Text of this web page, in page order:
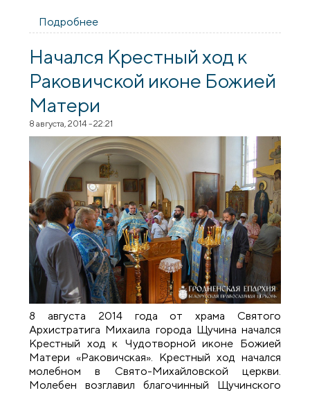
Подробнее
литургию в храме деревни Рожанка
Начался Крестный ход к
Раковичской иконе Божией
Матери
8 августа, 2014 - 22:21
8 августа 2014 года от храма Святого
Архистратига Михаила города Щучина начался
Крестный ход к Чудотворной иконе Божией
Матери «Раковичская». Крестный ход начался
молебном в Свято-Михайловской церкви.
Молебен возглавил благочинный Щучинского